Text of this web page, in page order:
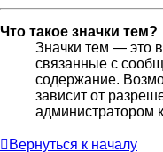
Что такое значки тем?
Значки тем — это
связанные с
содержание.
зависит от
администратором
Вернуться к началу